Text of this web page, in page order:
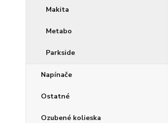
Makita
Metabo
Parkside
Napínače
Ostatné
Ozubené kolieska